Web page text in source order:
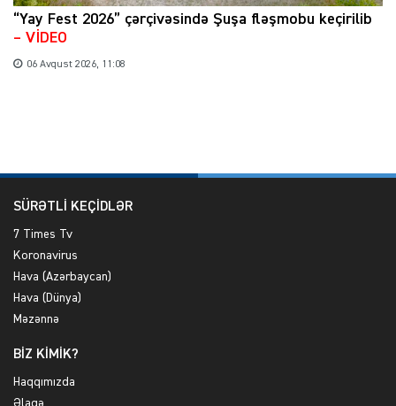
“Yay Fest 2026” çərçivəsində Şuşa fləşmobu keçirilib
– VİDEO
06 Avqust 2026, 11:08
SÜRƏTLİ KEÇİDLƏR
7 Times Tv
Koronavirus
Hava (Azərbaycan)
Hava (Dünya)
Məzənnə
BİZ KİMİK?
Haqqımızda
Əlaqə